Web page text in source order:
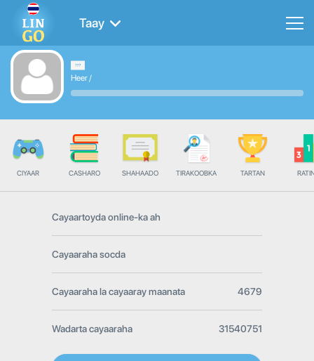
Taay
Heer/
CIYAAR CASHARO SHAHAADO TIRAKOOBKA TARTAN
Cayaartoyda online-ka ah
Cayaaraha socda
Cayaaraha la cayaaray maanata 4679
Wadarta cayaaraha 31540751